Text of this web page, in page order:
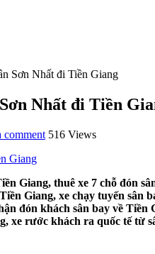
Sơn Nhất đi Tiền Giang
Nhất đi Tiền
comment 516 Views
Giang
Giang, thuê xe 7 chỗ đón
Giang, xe chạy tuyến sân
đón khách sân bay về
xe rước khách ra quốc tế từ